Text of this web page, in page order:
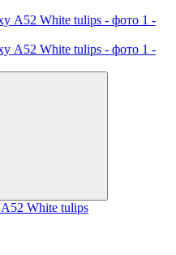
А52 White tulips